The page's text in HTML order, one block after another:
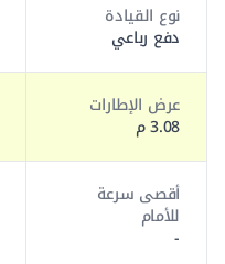
نوع القيادة
دفع رباعي
عرض الإطارات
3.08 م
أقصى سرعة
للأمام
-